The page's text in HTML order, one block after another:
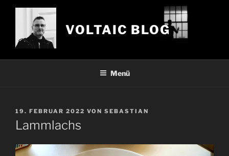
Zum
VOLTAIC BLOG
Menü
VERÖFFENTLICHT
AM
19. FEBRUAR 2022 VON SEBASTIAN
Lammlachs